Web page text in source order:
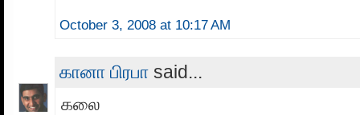
October 3, 2008 at 10:17 AM
கானா பிரபா said...
கலை